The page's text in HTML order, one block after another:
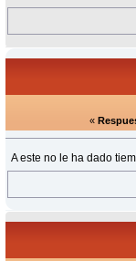
«
A este no le ha dado